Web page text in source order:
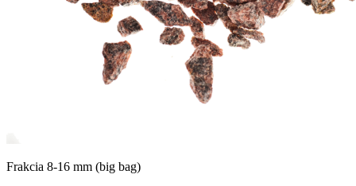
Frakcia 8-16 mm (big bag)